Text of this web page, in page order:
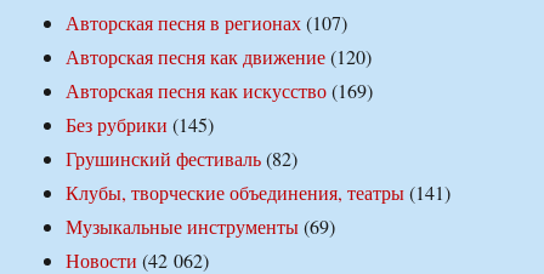
Авторская песня в регионах(107)
Авторская песня как движение(120)
Авторская песня как искусство(169)
Без рубрики (145)
Грушинский фестиваль(82)
Клубы, творческие объединения, театры(141)
Музыкальные инструменты(69)
Новости (42 062)